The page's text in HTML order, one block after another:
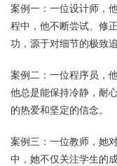
案例一：一位设计师，
程中，他不断尝试、修
功，源于对细节的极致追
案例二：一位程序员，
他总是能保持冷静，耐
的热爱和坚定的信念。
案例三：一位教师，她
中，她不仅关注学生的